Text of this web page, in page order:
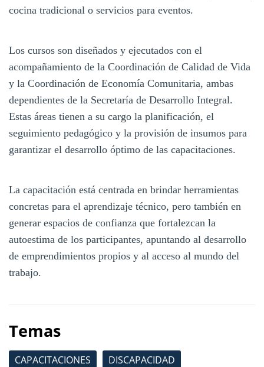
cocina tradicional o servicios para eventos.
Los cursos son diseñados y ejecutados con el
acompañamiento de la Coordinación de Calidad de Vida
y la Coordinación de Economía Comunitaria, ambas
dependientes de la Secretaría de Desarrollo Integral.
Estas áreas tienen a su cargo la planificación, el
seguimiento pedagógico y la provisión de insumos para
garantizar el desarrollo óptimo de las capacitaciones.
La capacitación está centrada en brindar herramientas
concretas para el aprendizaje técnico, pero también en
generar espacios de confianza que fortalezcan la
autoestima de los participantes, apuntando al desarrollo
de emprendimientos propios y al acceso al mundo del
trabajo.
Temas
CAPACITACIONES
DISCAPACIDAD